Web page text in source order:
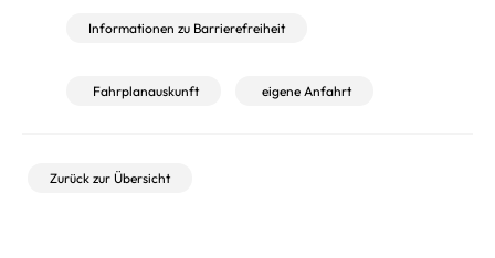
Informationen zu Barrierefreiheit
Fahrplanauskunft eigene Anfahrt
Zurück zur Übersicht